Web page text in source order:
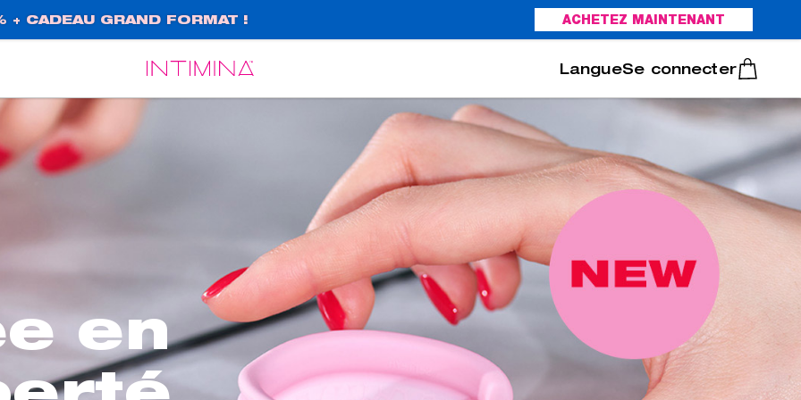
CADEAU GRAND FORMAT ! ACHETEZ MAINTENANT
Português
Se connecter
en